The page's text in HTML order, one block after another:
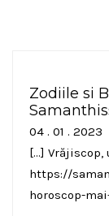
Zodiile si
04 . 01 . 2023
[…] Vrăjiscop,
https://
horoscop-